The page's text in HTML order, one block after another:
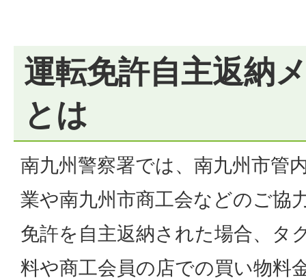
運転免許自主返納
とは
南九州警察署では、南九州市管
業や南九州市商工会などのご協
免許を自主返納された場合、タ
料や商工会員の店での買い物料